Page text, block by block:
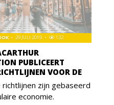
PUBLICEERT
VOOR DE
29 JULI 2019 132
richtlijnen zijn gebaseerd
economie.